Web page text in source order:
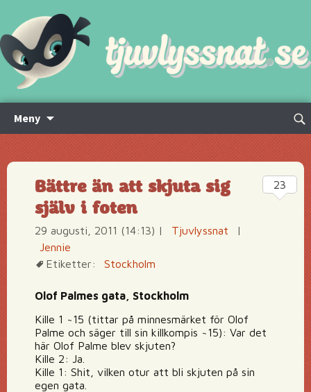
Meny
innehåll
Sök
Bättre än att skjuta sig
själv i foten
29 augusti, 2011 (14:13) | Tjuvlyssnat
|
Jennie
Etiketter:
Stockholm
Olof Palmes gata, Stockholm
Kille 1 ~15 (tittar på minnesmärket för Olof
Palme och säger till sin killkompis ~15): Var det
här Olof Palme blev skjuten?
Kille 2: Ja.
Kille 1: Shit, vilken otur att bli skjuten på sin
egen gata.
23